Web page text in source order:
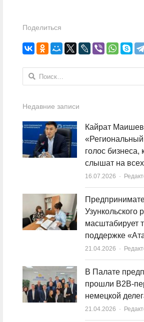
Поделиться
Найти:
Недавние записи
Кайрат
голос бизнеса,
слышат на
16.07.2026 Author
Узункольского
масштабирует
поддержке
21.04.2026 Author
В Палате
прошли B2B-
немецкой
21.04.2026 Author